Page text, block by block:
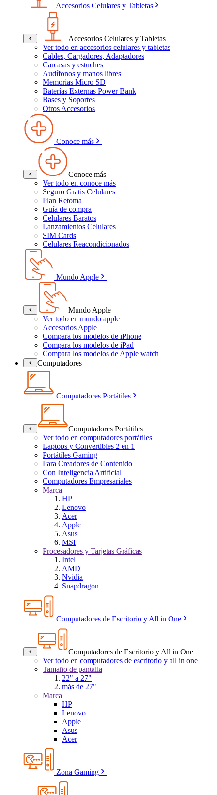
Accesorios Celulares y Tabletas
Accesorios Celulares y Tabletas
Ver todo en accesorios celulares y tabletas
Cables, Cargadores, Adaptadores
Carcasas y estuches
Audífonos y manos libres
Memorias Micro SD
Baterías Externas Power Bank
Bases y Soportes
Otros Accesorios
Conoce más
Conoce más
Ver todo en conoce más
Seguro Gratis Celulares
Plan Retoma
Guía de compra
Celulares Baratos
Lanzamientos Celulares
SIM Cards
Celulares Reacondicionados
Mundo Apple
Mundo Apple
Ver todo en mundo apple
Accesorios Apple
Compara los modelos de iPhone
Compara los modelos de iPad
Compara los modelos de Apple watch
Computadores
Computadores Portátiles
Computadores Portátiles
Ver todo en computadores portátiles
Laptops y Convertibles 2 en 1
Portátiles Gaming
Para Creadores de Contenido
Con Inteligencia Artificial
Computadores Empresariales
Marca
HP
Lenovo
Acer
Apple
Asus
MSI
Procesadores y Tarjetas Gráficas
Intel
AMD
Nvidia
Snapdragon
Computadores de Escritorio y All in One
Computadores de Escritorio y All in One
Ver todo en computadores de escritorio y all in one
Tamaño de pantalla
22" a 27"
más de 27"
Marca
HP
Lenovo
Apple
Asus
Acer
Zona Gaming